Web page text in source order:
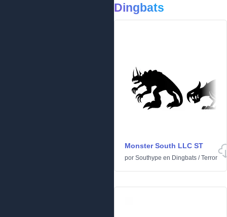
Dingbats
Monster South LLC ST
por Southype en Dingbats /Terror